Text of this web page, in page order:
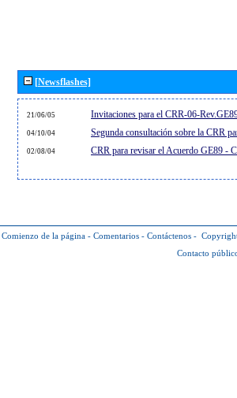
[Newsflashes]
21/06/05 Invitaciones para el CRR-06-Rev.GE89
04/10/04 Segunda consultación sobre la CRR
02/08/04 CRR para revisar el Acuerdo GE89 -
Comienzo de la página - Comentarios - Contáctenos -
Contacto